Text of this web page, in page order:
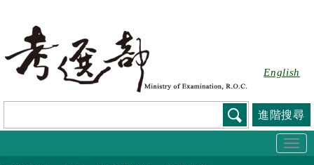
要
容
English
進階搜尋